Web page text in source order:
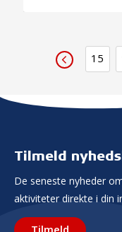
15
Tilmeld
De seneste nyheder
aktiviteter direkte i din
Tilmeld